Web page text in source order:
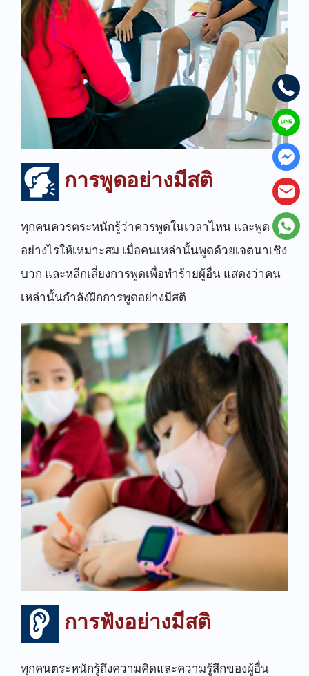
การพูดอย่างมีสติ
ทุกคนควรตระหนักรู้ว่าควรพูดในเวลาไหน และพูด
อย่างไรให้เหมาะสม เมื่อคนเหล่านั้นพูดด้วยเจตนาเชิง
บวก และหลีกเลี่ยงการพูดเพื่อทำร้ายผู้อื่น แสดงว่าคน
เหล่านั้นกำลังฝึกการพูดอย่างมีสติ
การฟังอย่างมีสติ
ทุกคนตระหนักรู้ถึงความคิดและความรู้สึกของผู้อื่น